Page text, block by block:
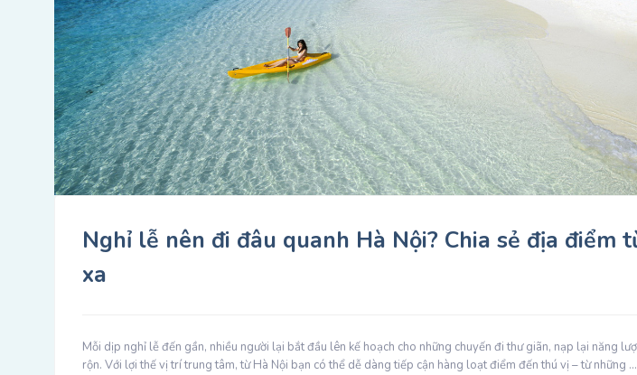
Nghỉ lễ nên đi đâu quanh Hà Nội? Chia sẻ địa điểm
xa
Mỗi dịp nghỉ lễ đến gần, nhiều người lại bắt đầu lên kế hoạch cho những chuyến đi thư giãn, nạp lại năng
rộn. Với lợi thế vị trí trung tâm, từ Hà Nội bạn có thể dễ dàng tiếp cận hàng loạt điểm đến thú vị – từ những …